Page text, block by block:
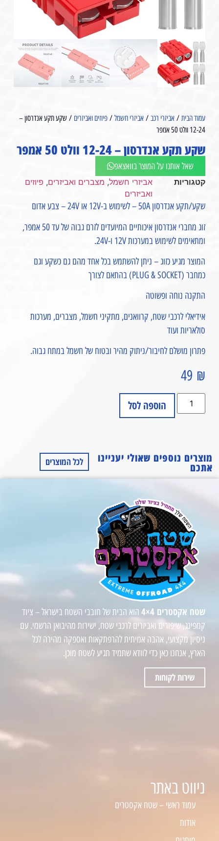
עמוד הבית/ אביזרי רכב/ אביזרי חשמל/ פיוזים ואביזרים / שקע תקע אנדרסון –
12-24 וולט 50 אמפר⁩
שקע תקע אנדרסון – 12-24 וולט 50 אמפר⁩
שאל אותנו על המוצר בוואצאפ
קטגוריות אביזרי חשמל, מצברים ואביזרים, פיוזים
ואביזרים
שקע/תקע אנדרסון 50A – לשימוש ב-12V או 24V – צבע אדום
זוג מחברי אנדרסון איכותיים המיועדים לזרם גבוה של עד 50 אמפר,
ומתאימים לשימוש במערכות 12V ו-24V.
המוצר מגיע כזוג – ניתן להשתמש בכל אחד מהם גם כשקע וגם
כמחבר (PLUG & SOCKET) בהתאם לצורך
התקנה נוחה ופשוטה
אידיאלי לרכבי שטח, קרוואנים, מתקיני חשמל, מצברים, מערכות
סולאריות ועוד
פתרון מושלם לחיבור/ניתוק מהיר ובטוח של חשמל במתח גבוה.
49 ₪
הוספה לסל
מוצרים נוספים שאולי יעניינו
אתכם לכל המוצרים
שטח אקסטרים 4×4
הוא הבית של חובבי השטח בישראל – ציוד
קמפינג, שיפורים ואביזרים לרכבי שטח, ישירות מהיבואן הרשמי. עם
ניסיון מקצועי, אהבה אמיתית להרפתקאות ואספקה מהירה לכל
הארץ, אנחנו כאן כדי לוודא שתמיד תגיע לשטח מוכן.
שירות לקוחות
ניווט באתר
עמוד ראשי – שטח אקסטרים
אודות